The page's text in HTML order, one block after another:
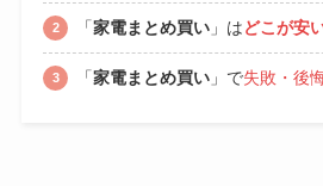
「家電まとめ買い」はどこが安
「家電まとめ買い」で失敗・後